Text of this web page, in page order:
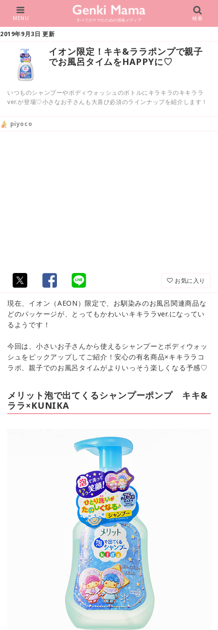
すべてのママのための情報メディア
MENU 検索
2019年9月3日 更新
イオン限定！キキ&ララポンプで親子
でお風呂タイムをHAPPYに♡
いつものシャンプーやボディウォッシュのボトルにキラキラのキキララ
ver.が登場♡小さなお子さんも大喜び必須のラインナップを紹介します！
piyoco
お気に入り
現在、イオン（AEON）限定で、お馴染みのお風呂関連商品な
どのパッケージが、とってもかわいいキキララver.になってい
るようです！
今回は、小さいお子さんから使えるシャンプーとボディウォッ
シュをピックアップしてご紹介！安心の有名商品×キキララコ
ラボ、親子でのお風呂タイムがよりいっそう楽しくなる予感♡
メリット泡で出てくるシャンプーポンプ キキ&
ララ×KUNIKA